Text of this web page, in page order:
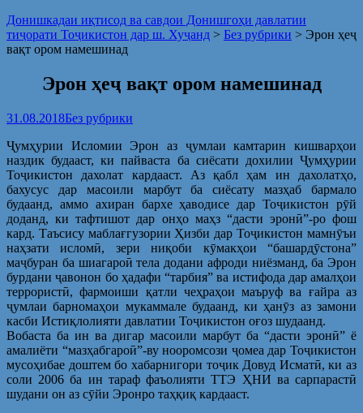
Донишкадаи иқтисод ва савдои Донишгоҳи давлатии
тиҷорати Тоҷикистон дар ш. Хуҷанд > Без рубрики > Эрон ҳеҷ
вақт ором намешинад
Эрон ҳеҷ вақт ором намешинад
31.08.2018Без рубрики
Ҷумҳурии Исломии Эрон аз ҷумлаи камтарин кишварҳои
наздик будааст, ки пайваста ба сиёсати дохилии Ҷумҳурии
Тоҷикистон дахолат кардааст. Аз қабл ҳам ин дахолатҳо,
бахусус дар масоили марбут ба сиёсату мазҳаб бармало
будаанд, аммо ахиран бархе ҳаводисе дар Тоҷикистон рӯй
доданд, ки тафтишот дар онҳо маҳз “дасти эронӣ”-ро фош
кард. Таъсису маблағгузории Ҳизби дар Тоҷикистон мамнӯъи
наҳзати исломӣ, зери ниқоби кӯмакҳои “башардӯстона”
маҷбуран ба шиагароӣ тела додани афроди ниёзманд, ба Эрон
бурдани ҷавонон бо ҳадафи “тарбия” ва истифода дар амалҳои
террористӣ, фармоиши қатли чеҳраҳои маъруф ва ғайра аз
ҷумлаи барномаҳои мукаммале будаанд, ки ҳанӯз аз замони
касби Истиқлолияти давлатии Тоҷикистон оғоз шудаанд.
Вобаста ба ин ва дигар масоили марбут ба “дасти эронӣ” ё
амалиёти “мазҳабгароӣ”-ву нооромсози ҷомеа дар Тоҷикистон
мусоҳибае доштем бо хабарнигори тоҷик Довуд Исматӣ, ки аз
соли 2006 ба ин тараф фаъолияти ТТЭ ҲНИ ва сарпарастӣ
шудани он аз сӯйи Эронро таҳқиқ кардааст.